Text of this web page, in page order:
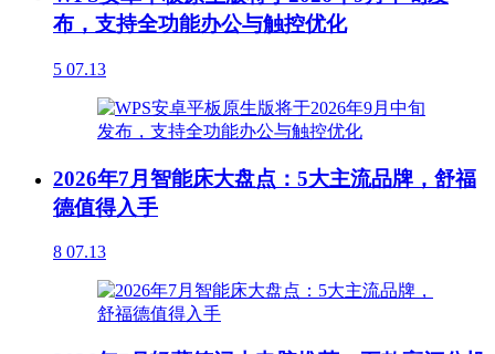
布，支持全功能办公与触控优化
5 07.13
2026年7月智能床大盘点：5大主流品牌，舒福
德值得入手
8 07.13